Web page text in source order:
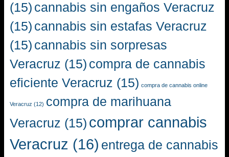
(15) cannabis sin engaños Veracruz
(15) cannabis sin estafas Veracruz
(15) cannabis sin sorpresas
Veracruz (15) compra de cannabis
eficiente Veracruz (15) compra de cannabis online
Veracruz (12) compra de marihuana
Veracruz (15) comprar cannabis
Veracruz (16) entrega de cannabis